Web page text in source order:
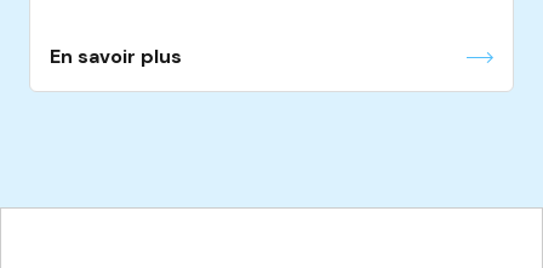
En savoir plus